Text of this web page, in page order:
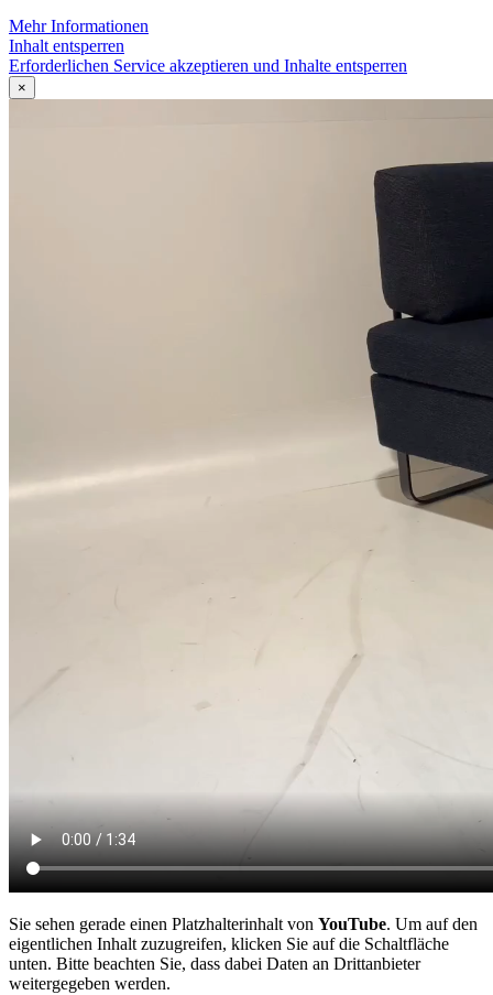
Mehr Informationen
Inhalt entsperren
Erforderlichen Service akzeptieren und Inhalte entsperren
×
Sie sehen gerade einen Platzhalterinhalt von YouTube. Um auf den
eigentlichen Inhalt zuzugreifen, klicken Sie auf die Schaltfläche
unten. Bitte beachten Sie, dass dabei Daten an Drittanbieter
weitergegeben werden.